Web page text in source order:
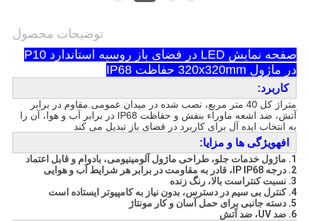
توضیحات محصول
صفحه نمایش LED در فضای باز روسیه استاندارد P10
در ماژول 320x320mm حفاظت IP68
کاربرد:
متراژ کل 40 متر مربع، نصب شده در میدان عمومی.مقاوم در برابر
آتش، ضد اشعه ماوراء بنفش و حفاظت IP68 در برابر آب و هوا، آن را
به انتخاب ایده آل برای کاربرد در فضای باز تبدیل می کند
افهویژگی ها و مزایا:
1. ماژول خدمات جلو، طراحی ماژول آلومینیومی، بادوام و قابل اعتماد
2. درجه IP IP68، قادر به مقاومت در برابر هر شرایط آب و هوایی
3. نسبت کنتراست بالا، رنگ زنده
4. کنترل بی سیم در دسترس، بدون نیاز به کامپیوتر ایستاده است
5. دسته جانبی برای حمل آسان و کار مونتاژ
6. ضد UV، ضد آتش